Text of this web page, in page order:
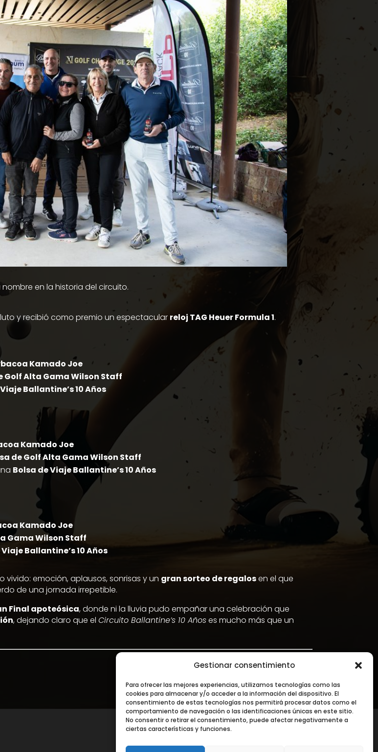
Gestionar consentimiento
Para ofrecer las mejores experiencias, utilizamos tecnologías como las
cookies para almacenar y/o acceder a la información del dispositivo. El
consentimiento de estas tecnologías nos permitirá procesar datos como el
comportamiento de navegación o las identificaciones únicas en este sitio.
No consentir o retirar el consentimiento, puede afectar negativamente a
ciertas características y funciones.
en la historia del circuito.
y recibió como premio un espectacular reloj TAG Heuer Formula 1.
Kamado Joe
Golf Alta Gama Wilson Staff
Ballantine’s 10 Años
Kamado Joe
de Golf Alta Gama Wilson Staff
Bolsa de Viaje Ballantine’s 10 Años
Kamado Joe
Gama Wilson Staff
Ballantine’s 10 Años
emoción, aplausos, sonrisas y un gran sorteo de regalosen el que
de una jornada irrepetible.
Final apoteósica, donde ni la lluvia pudo empañar una celebración que
, dejando claro que elCircuito Ballantine’s 10 Añoses mucho más que un